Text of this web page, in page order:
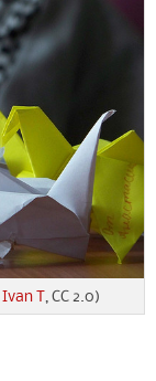
Ivan T , CC 2.0)